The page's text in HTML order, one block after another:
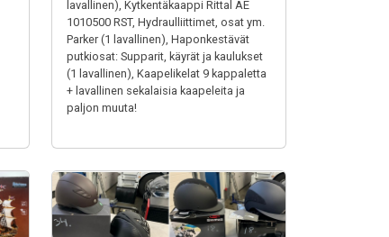
lavallinen), Kytkentäkaappi Rittal AE
1010500 RST, Hydraulliittimet, osat ym.
Parker (1 lavallinen), Haponkestävät
putkiosat: Supparit, käyrät ja kaulukset
(1 lavallinen), Kaapelikelat 9 kappaletta
+ lavallinen sekalaisia kaapeleita ja
paljon muuta!